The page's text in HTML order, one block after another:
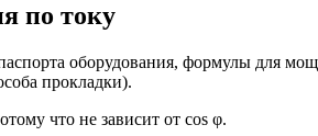
по току
оборудования, формулы для
прокладки).
что не зависит от cos φ.